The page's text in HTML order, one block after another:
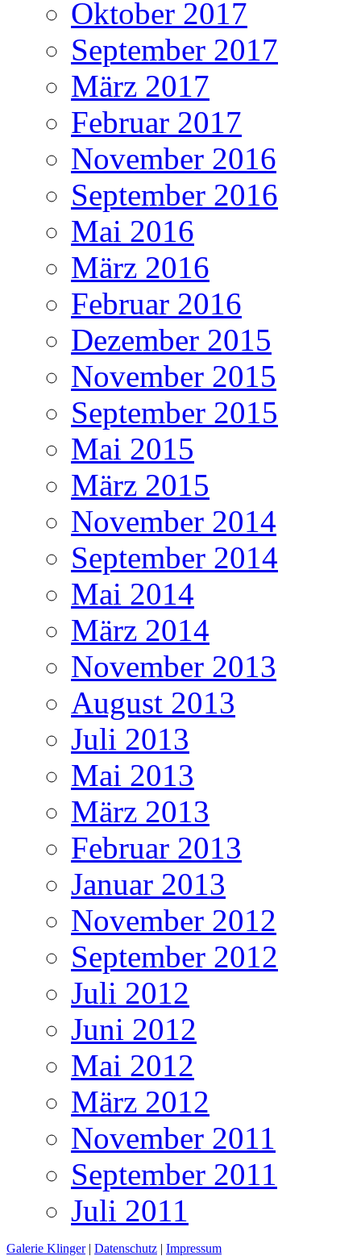
Oktober 2017
September 2017
März 2017
Februar 2017
November 2016
September 2016
Mai 2016
März 2016
Februar 2016
Dezember 2015
November 2015
September 2015
Mai 2015
März 2015
November 2014
September 2014
Mai 2014
März 2014
November 2013
August 2013
Juli 2013
Mai 2013
März 2013
Februar 2013
Januar 2013
November 2012
September 2012
Juli 2012
Juni 2012
Mai 2012
März 2012
November 2011
September 2011
Juli 2011
Galerie Klinger| Datenschutz | Impressum